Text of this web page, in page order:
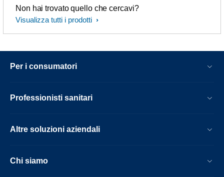
Non hai trovato quello che cercavi?
Visualizza tutti i prodotti
Per i consumatori
Professionisti sanitari
Altre soluzioni aziendali
Chi siamo